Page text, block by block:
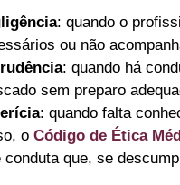
: quando o
ou não
: quando há
sem preparo
: quando falta
o Código de Ética
conduta que, se